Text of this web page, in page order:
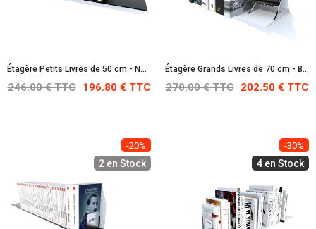
Étagère Petits Livres de 50 cm - Noire : RAL 9005
246.00 € TTC 196.80 € TTC
Étagère Grands Livres de 70 cm - Blanche : RAL 9010
270.00 € TTC 202.50 € TTC
-20%
2 en Stock
-30%
4 en Stock